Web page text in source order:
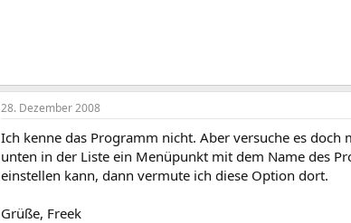
28. Dezember 2008
Ich kenne das Programm nicht. Aber versuche es
unten in der Liste ein Menüpunkt mit dem Name des
einstellen kann, dann vermute ich diese Option dort.
Grüße, Freek